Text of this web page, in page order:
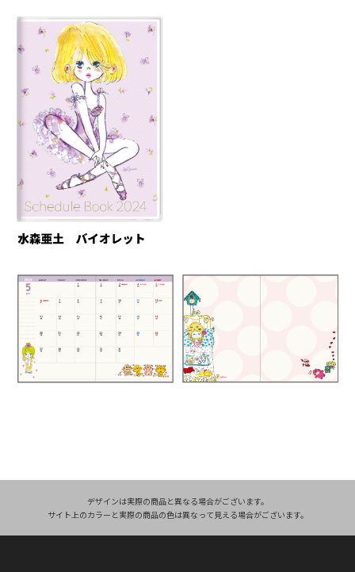
デザインは実際の商品と異なる場合がございます。
サイト上のカラーと実際の商品の色は異なって見える場合がございます。